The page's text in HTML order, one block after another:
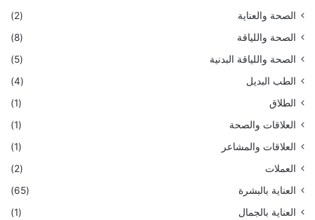
الصحة والعناية
(2)
الصحة واللياقة
(8)
الصحة واللياقة البدنية
(5)
الطب البديل
(4)
الطلاق
(1)
العلاقات والصحة
(1)
العلاقات والمشاعر
(1)
العملات
(2)
العناية بالبشرة
(65)
العناية بالجمال
(1)